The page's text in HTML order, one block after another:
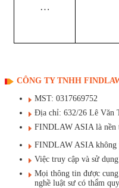
…
CÔNG TY TNHH
MST: 0317669752
Địa chỉ: 632/26 Lê Văn
FINDLAW ASIA là nền
FINDLAW ASIA không
Việc truy cập và sử
Mọi thông tin được
nghề luật sư có thẩm